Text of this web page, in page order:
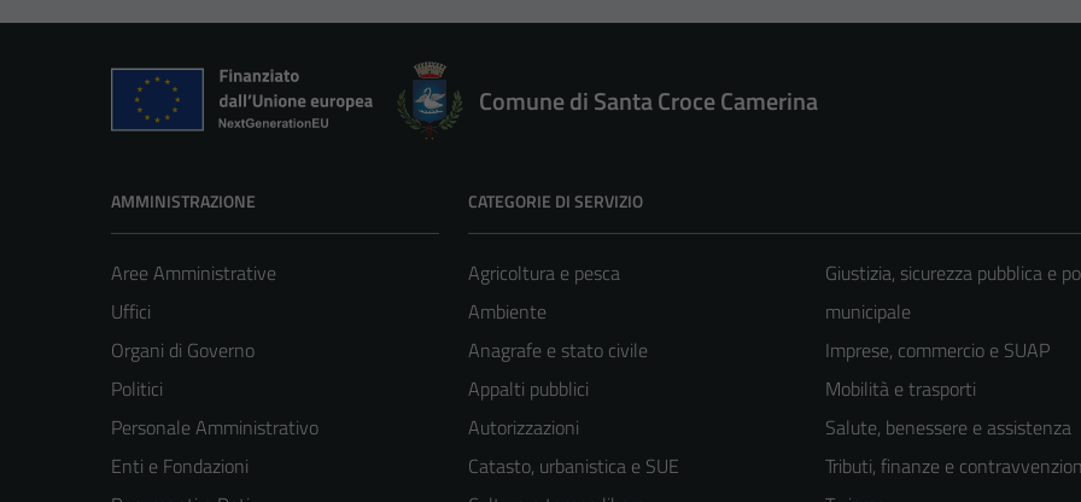
Comune di Santa Croce Camerina
AMMINISTRAZIONE
Aree Amministrative
Uffici
Organi di Governo
Politici
Personale Amministrativo
Enti e Fondazioni
CATEGORIE DI SERVIZIO
Agricoltura e pesca
Ambiente
Anagrafe e stato civile
Appalti pubblici
Autorizzazioni
Catasto, urbanistica e SUE
Giustizia, sicurezza pubblica e
municipale
Imprese, commercio e SUAP
Mobilità e trasporti
Salute, benessere e assistenza
Tributi, finanze e